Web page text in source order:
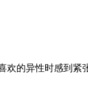
的异性时感到